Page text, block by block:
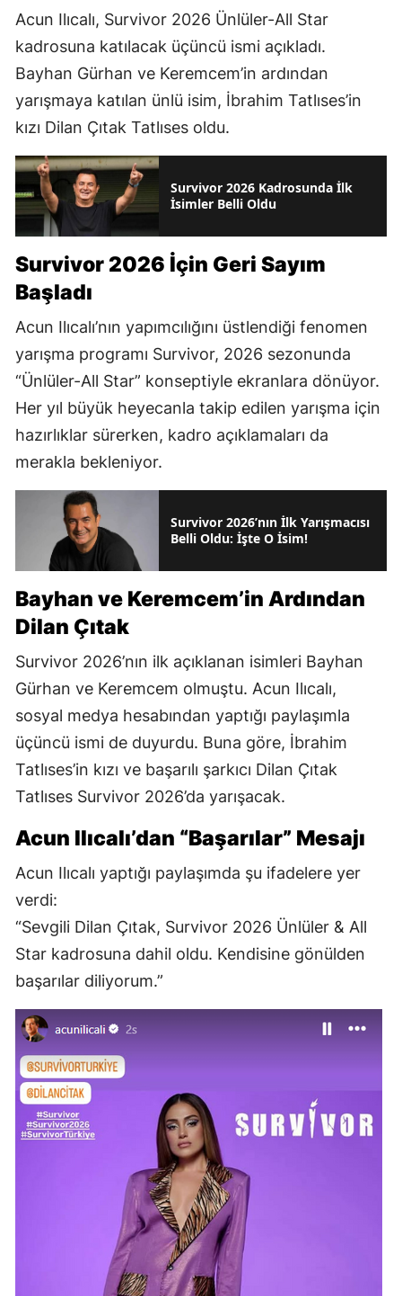
Acun Ilıcalı, Survivor 2026 Ünlüler-All Star
kadrosuna katılacak üçüncü ismi açıkladı.
Bayhan Gürhan ve Keremcem’in ardından
yarışmaya katılan ünlü isim, İbrahim Tatlıses’in
kızı Dilan Çıtak Tatlıses oldu.
Survivor 2026 Kadrosunda İlk
İsimler Belli Oldu
Survivor 2026 İçin Geri Sayım
Başladı
Acun Ilıcalı’nın yapımcılığını üstlendiği fenomen
yarışma programı Survivor, 2026 sezonunda
“Ünlüler-All Star” konseptiyle ekranlara dönüyor.
Her yıl büyük heyecanla takip edilen yarışma için
hazırlıklar sürerken, kadro açıklamaları da
merakla bekleniyor.
Survivor 2026’nın İlk Yarışmacısı
Belli Oldu: İşte O İsim!
Bayhan ve Keremcem’in Ardından
Dilan Çıtak
Survivor 2026’nın ilk açıklanan isimleri Bayhan
Gürhan ve Keremcem olmuştu. Acun Ilıcalı,
sosyal medya hesabından yaptığı paylaşımla
üçüncü ismi de duyurdu. Buna göre, İbrahim
Tatlıses’in kızı ve başarılı şarkıcı Dilan Çıtak
Tatlıses Survivor 2026’da yarışacak.
Acun Ilıcalı’dan “Başarılar” Mesajı
Acun Ilıcalı yaptığı paylaşımda şu ifadelere yer
verdi:
“Sevgili Dilan Çıtak, Survivor 2026 Ünlüler & All
Star kadrosuna dahil oldu. Kendisine gönülden
başarılar diliyorum.”